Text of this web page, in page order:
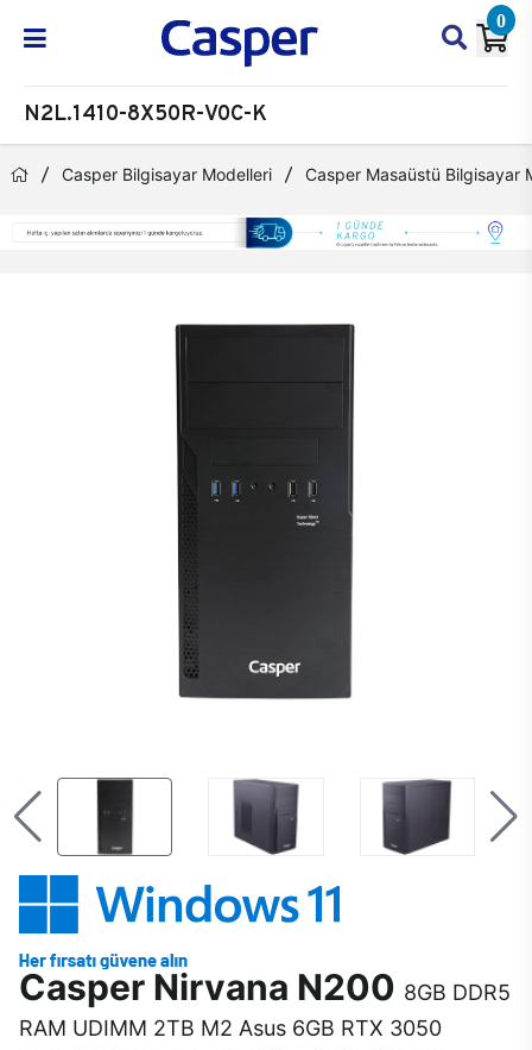
0
N2L.1410-8X50R-V0C-K
Casper Bilgisayar Modelleri Casper Masaüstü Bilgisayar
Casper Nirvana N200 8GB DDR5
RAM UDIMM 2TB M2 Asus 6GB RTX 3050